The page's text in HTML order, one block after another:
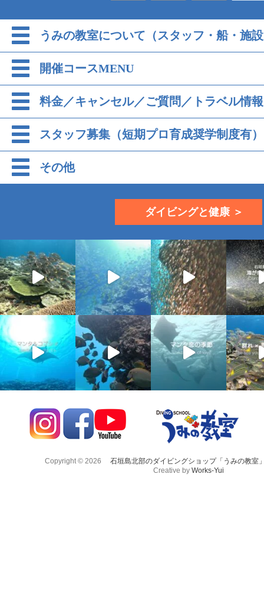
うみの教室について（スタッフ・船・施
開催コースMENU
料金／キャンセル／ご質問／トラベル情報
スタッフ募集（短期プロ育成奨学制度有）
その他
ダイビングと健康 ＞
Copyright © 2026
石垣島北部のダイビングショップ「うみの教室
Creative by Works-Yui